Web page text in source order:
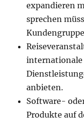
expandieren
sprechen
internationale
anbieten.
Software-
Produkte auf